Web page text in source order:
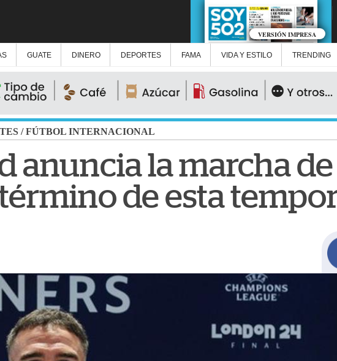
VERSIÓN IMPRESA
GUATE DINERO DEPORTES FAMA VIDA Y ESTILO TRENDING
/FÚTBOL INTERNACIONAL
anuncia la marcha de
de esta